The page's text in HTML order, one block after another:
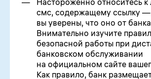
смс, содержащему ссылку —
вы уверены, что оно от
Внимательно изучите
безопасной работы при
банковском обслуживании
на официальном сайте
Как правило, банк